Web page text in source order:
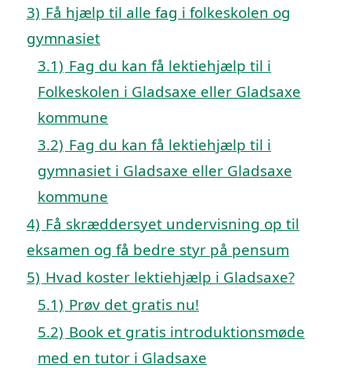
3) Få hjælp til alle fag i folkeskolen og
gymnasiet
3.1) Fag du kan få lektiehjælp til i
Folkeskolen i Gladsaxe eller Gladsaxe
kommune
3.2) Fag du kan få lektiehjælp til i
gymnasiet i Gladsaxe eller Gladsaxe
kommune
4) Få skræddersyet undervisning op til
eksamen og få bedre styr på pensum
5) Hvad koster lektiehjælp i Gladsaxe?
5.1) Prøv det gratis nu!
5.2) Book et gratis introduktionsmøde
med en tutor i Gladsaxe